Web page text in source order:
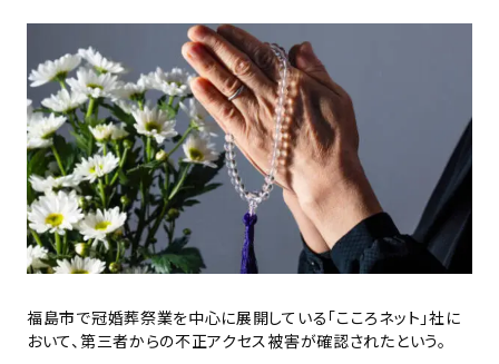
福島市で冠婚葬祭業を中心に展開している「こころネット」社に
おいて、第三者からの不正アクセス被害が確認されたという。